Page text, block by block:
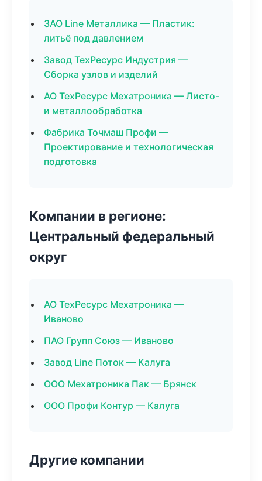
ЗАО Line Металлика — Пластик:
литьё под давлением
Завод ТехРесурс Индустрия —
Сборка узлов и изделий
АО ТехРесурс Мехатроника — Листо-
и металлообработка
Фабрика Точмаш Профи —
Проектирование и технологическая
подготовка
Компании в регионе:
Центральный федеральный
округ
АО ТехРесурс Мехатроника —
Иваново
ПАО Групп Союз — Иваново
Завод Line Поток — Калуга
ООО Мехатроника Пак — Брянск
ООО Профи Контур — Калуга
Другие компании